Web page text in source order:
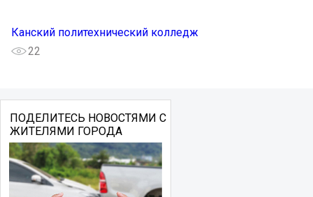
Канский политехнический колледж
22
ПОДЕЛИТЕСЬ НОВОСТЯМИ С
ЖИТЕЛЯМИ ГОРОДА